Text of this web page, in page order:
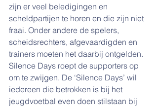
zijn er veel beledigingen en
scheldpartijen te horen en die zijn niet
fraai. Onder andere de spelers,
scheidsrechters, afgevaardigden en
trainers moeten het daarbij ontgelden.
Silence Days roept de supporters op
om te zwijgen. De ‘Silence Days’ wil
iedereen die betrokken is bij het
jeugdvoetbal even doen stilstaan bij